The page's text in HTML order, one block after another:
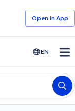
Open in Αpp
EN